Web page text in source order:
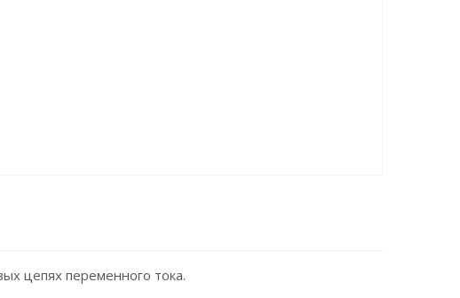
цепях переменного тока.